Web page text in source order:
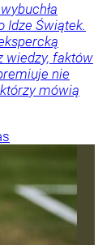
Idze Świątek.
wiedzy, faktów
nie
mówią